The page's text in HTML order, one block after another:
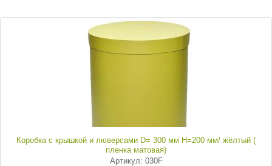
Коробка с крышкой и люверсами D= 300 мм H=200 мм/ жёлтый (
пленка матовая)
Артикул: 030F